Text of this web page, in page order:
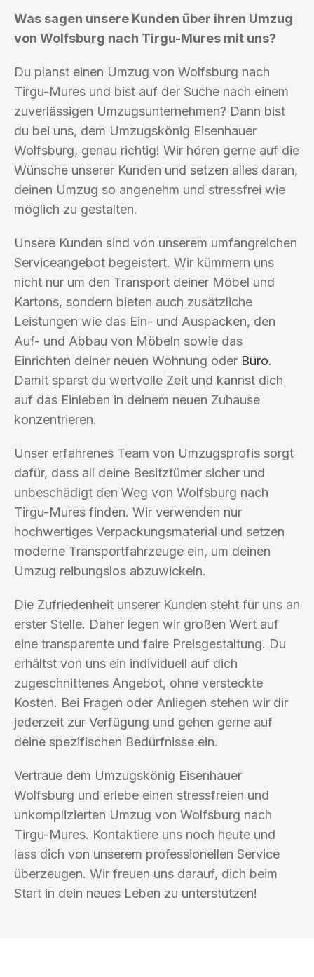
Was sagen unsere Kunden über ihren Umzug
von Wolfsburg nach Tirgu-Mures mit uns?
Du planst einen Umzug von Wolfsburg nach
Tirgu-Mures und bist auf der Suche nach einem
zuverlässigen Umzugsunternehmen? Dann bist
du bei uns, dem Umzugskönig Eisenhauer
Wolfsburg, genau richtig! Wir hören gerne auf die
Wünsche unserer Kunden und setzen alles daran,
deinen Umzug so angenehm und stressfrei wie
möglich zu gestalten.
Unsere Kunden sind von unserem umfangreichen
Serviceangebot begeistert. Wir kümmern uns
nicht nur um den Transport deiner Möbel und
Kartons, sondern bieten auch zusätzliche
Leistungen wie das Ein- und Auspacken, den
Auf- und Abbau von Möbeln sowie das
Einrichten deiner neuen Wohnung oder Büro.
Damit sparst du wertvolle Zeit und kannst dich
auf das Einleben in deinem neuen Zuhause
konzentrieren.
Unser erfahrenes Team von Umzugsprofis sorgt
dafür, dass all deine Besitztümer sicher und
unbeschädigt den Weg von Wolfsburg nach
Tirgu-Mures finden. Wir verwenden nur
hochwertiges Verpackungsmaterial und setzen
moderne Transportfahrzeuge ein, um deinen
Umzug reibungslos abzuwickeln.
Die Zufriedenheit unserer Kunden steht für uns an
erster Stelle. Daher legen wir großen Wert auf
eine transparente und faire Preisgestaltung. Du
erhältst von uns ein individuell auf dich
zugeschnittenes Angebot, ohne versteckte
Kosten. Bei Fragen oder Anliegen stehen wir dir
jederzeit zur Verfügung und gehen gerne auf
deine spezifischen Bedürfnisse ein.
Vertraue dem Umzugskönig Eisenhauer
Wolfsburg und erlebe einen stressfreien und
unkomplizierten Umzug von Wolfsburg nach
Tirgu-Mures. Kontaktiere uns noch heute und
lass dich von unserem professionellen Service
überzeugen. Wir freuen uns darauf, dich beim
Start in dein neues Leben zu unterstützen!